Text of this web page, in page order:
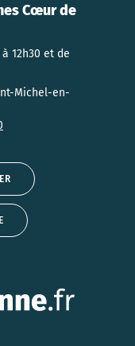
Cœur de
12h30 et de
Michel-en-